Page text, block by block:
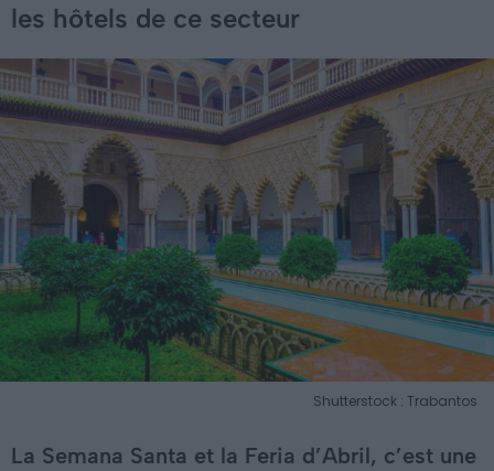
les hôtels de ce secteur
Shutterstock : Trabantos
La Semana Santa et la Feria d’Abril, c’est une